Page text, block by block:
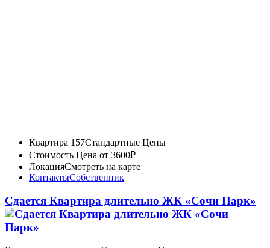
Квартира 157Стандартные Цены
Стоимость Цена от 3600₽
ЛокацияСмотреть на карте
КонтактыСобственник
Сдается Квартира длительно ЖК «Сочи Парк»